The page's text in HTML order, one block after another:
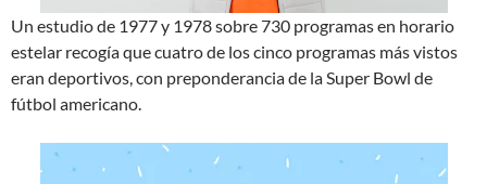
Un estudio de 1977 y 1978 sobre 730 programas en horario
estelar recogía que cuatro de los cinco programas más vistos
eran deportivos, con preponderancia de la Super Bowl de
fútbol americano.